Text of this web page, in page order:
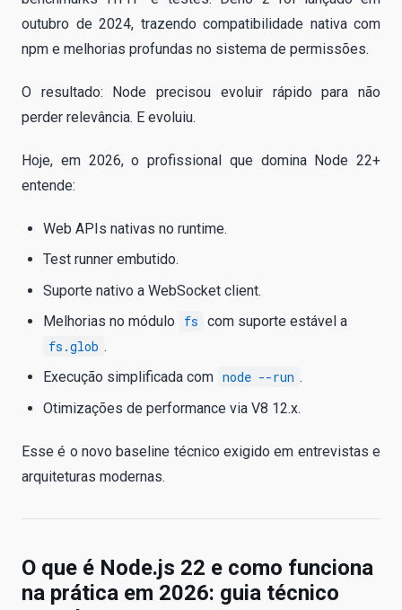
outubro de 2024, trazendo compatibilidade nativa com
npm e melhorias profundas no sistema de permissões.
O resultado: Node precisou evoluir rápido para não
perder relevância. E evoluiu.
Hoje, em 2026, o profissional que domina Node 22+
entende:
Web APIs nativas no runtime.
Test runner embutido.
Suporte nativo a WebSocket client.
Melhorias no módulo fs com suporte estável a
fs.glob .
Execução simplificada com node --run .
Otimizações de performance via V8 12.x.
Esse é o novo baseline técnico exigido em entrevistas e
arquiteturas modernas.
O que é Node.js 22 e como funciona
na prática em 2026: guia técnico